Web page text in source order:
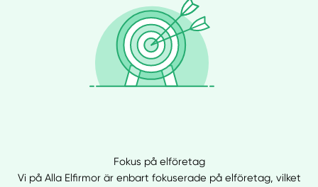
Fokus på elföretag
Vi på Alla Elfirmor är enbart fokuserade på elföretag, vilket